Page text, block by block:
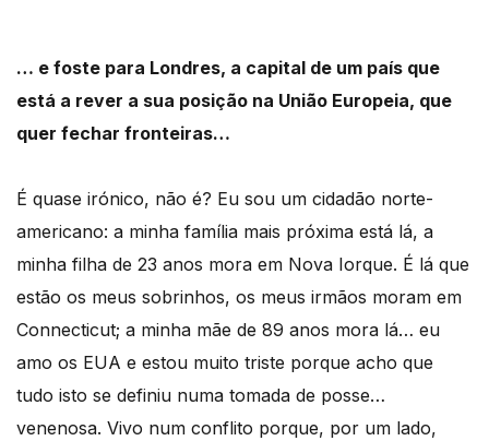
… e foste para Londres, a capital de um país que
está a rever a sua posição na União Europeia, que
quer fechar fronteiras…
É quase irónico, não é? Eu sou um cidadão norte-
americano: a minha família mais próxima está lá, a
minha filha de 23 anos mora em Nova Iorque. É lá que
estão os meus sobrinhos, os meus irmãos moram em
Connecticut; a minha mãe de 89 anos mora lá… eu
amo os EUA e estou muito triste porque acho que
tudo isto se definiu numa tomada de posse…
venenosa. Vivo num conflito porque, por um lado,